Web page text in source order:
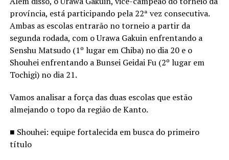
província, está participando pela 22ª vez consecutiva.
Ambas as escolas entrarão no torneio a partir da
segunda rodada, com o Urawa Gakuin enfrentando a
Senshu Matsudo (1º lugar em Chiba) no dia 20 e o
Shouhei enfrentando a Bunsei Geidai Fu (2º lugar em
Tochigi) no dia 21.
Vamos analisar a força das duas escolas que estão
almejando o topo da região de Kanto.
■ Shouhei: equipe fortalecida em busca do primeiro
título